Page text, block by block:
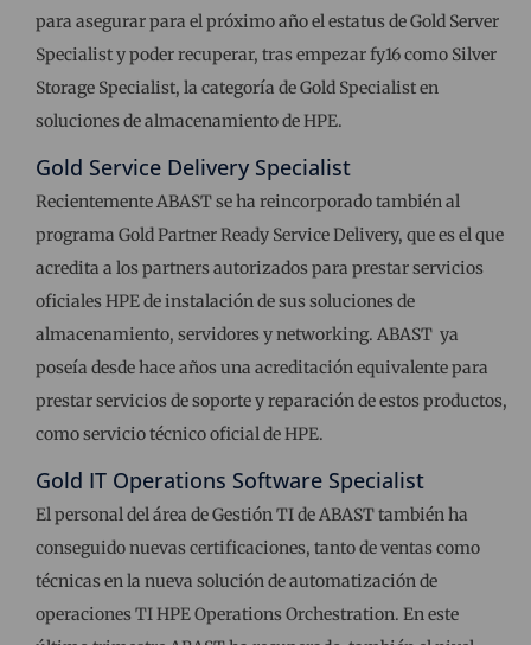
para asegurar para el próximo año el estatus de Gold Server
Specialist y poder recuperar, tras empezar fy16 como Silver
Storage Specialist, la categoría de Gold Specialist en
soluciones de almacenamiento de HPE.
Gold Service Delivery Specialist
Recientemente ABAST se ha reincorporado también al
programa Gold Partner Ready Service Delivery, que es el que
acredita a los partners autorizados para prestar servicios
oficiales HPE de instalación de sus soluciones de
almacenamiento, servidores y networking. ABAST ya
poseía desde hace años una acreditación equivalente para
prestar servicios de soporte y reparación de estos productos,
como servicio técnico oficial de HPE.
Gold IT Operations Software Specialist
El personal del área de Gestión TI de ABAST también ha
conseguido nuevas certificaciones, tanto de ventas como
técnicas en la nueva solución de automatización de
operaciones TI HPE Operations Orchestration. En este